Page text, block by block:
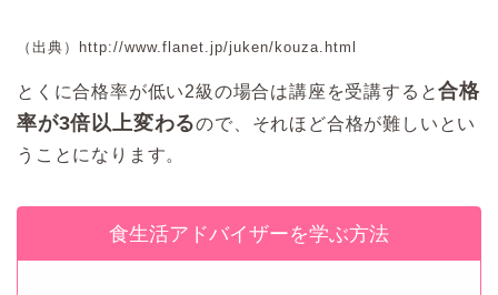
（出典）http://www.flanet.jp/juken/kouza.html
とくに合格率が低い2級の場合は講座を受講すると合格
率が3倍以上変わるので、それほど合格が難しいとい
うことになります。
食生活アドバイザーを学ぶ方法